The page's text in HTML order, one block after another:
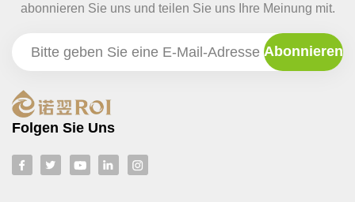
abonnieren Sie uns und teilen Sie uns Ihre Meinung mit.
Folgen Sie Uns